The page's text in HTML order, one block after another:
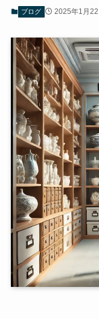
ブログ 2025年1月22